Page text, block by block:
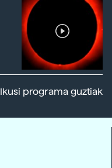
Ikusi programa guztiak